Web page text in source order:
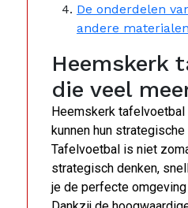
De onderdelen
andere
Heemskerk
die veel
Heemskerk tafelvoetbal
kunnen hun
Tafelvoetbal is niet
strategisch denken,
je de perfecte